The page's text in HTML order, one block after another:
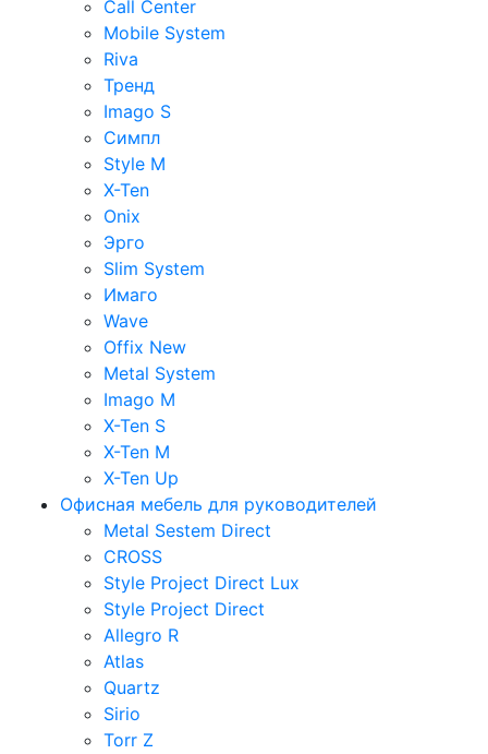
Call Center
Mobile System
Riva
Тренд
Imago S
Симпл
Style M
X-Ten
Onix
Эрго
Slim System
Имаго
Wave
Offix New
Metal System
Imago M
X-Ten S
X-Ten M
X-Ten Up
Офисная мебель для руководителей
Metal Sestem Direct
CROSS
Style Project Direct Lux
Style Project Direct
Allegro R
Atlas
Quartz
Sirio
Torr Z